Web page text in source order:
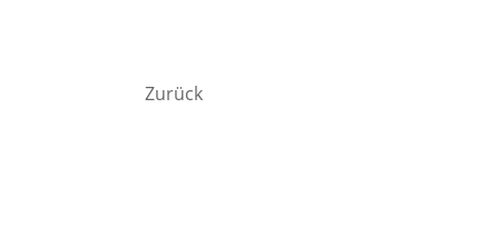
Zurück